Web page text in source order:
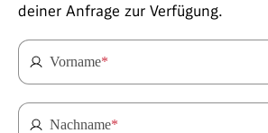
deiner Anfrage zur Verfügung.
Vorname*
Nachname*